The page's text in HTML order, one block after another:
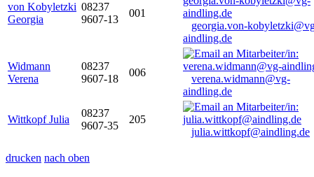
von Kobyletzki
Georgia
08237
9607-13
001
georgia.von-
aindling.de
Widmann
Verena
08237
9607-18
006
verena.widmann@vg-
aindling.de
Wittkopf Julia
08237
9607-35
205
julia.wittkopf@aindling.de
drucken nach oben